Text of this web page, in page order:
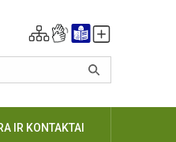
IR KONTAKTAI